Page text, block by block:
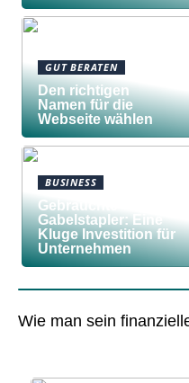
GUT BERATEN
Den richtigen
Namen für die
Webseite wählen
BUSINESS
Gebrauchte
Gabelstapler: Eine
Kluge Investition für
Unternehmen
Wie man sein